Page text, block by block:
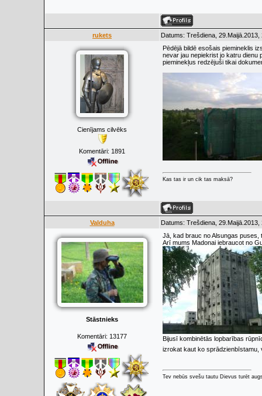
rukets Datums: Trešdiena,
Cienījams cilvēks
Komentāri: 1891
Pēdējā bildē esošais piemineklis
nevar jau nepiekrist jo katru
pieminekļus redzējuši tikai
Kas tas ir un cik tas maksā?
Valduha Datums: Trešdiena,
Stāstnieks
Komentāri: 13177
Jā, kad brauc no Alsungas
Arī mums Madonai iebraucot no
Bijusī kombinētās lopbarības
izrokat kaut ko
Tev nebūs svešu tautu Dievus turēt